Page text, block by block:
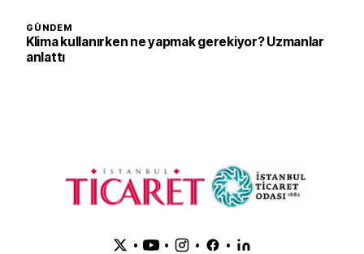
GÜNDEM
Klima kullanırken ne yapmak gerekiyor? Uzmanlar
anlattı
• • • •